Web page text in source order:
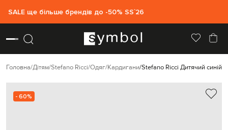
SALE ще більше брендів до -50% SS`26
Головна Дітям Stefano Ricci Одяг Кардигани Stefano Ricci Дитячий синій
- 60%